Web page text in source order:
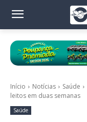
Início Notícias Saúde
leitos em duas semanas
Saúde